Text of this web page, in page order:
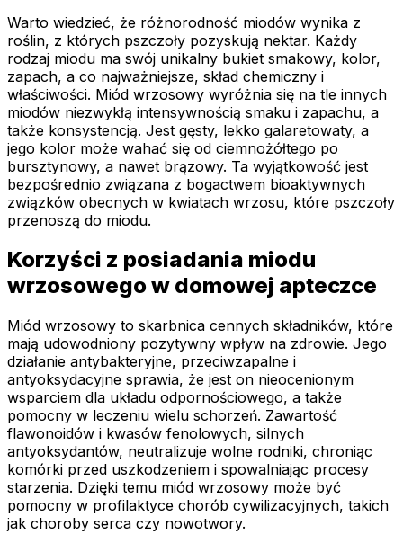
Warto wiedzieć, że różnorodność miodów wynika z
roślin, z których pszczoły pozyskują nektar. Każdy
rodzaj miodu ma swój unikalny bukiet smakowy, kolor,
zapach, a co najważniejsze, skład chemiczny i
właściwości. Miód wrzosowy wyróżnia się na tle innych
miodów niezwykłą intensywnością smaku i zapachu, a
także konsystencją. Jest gęsty, lekko galaretowaty, a
jego kolor może wahać się od ciemnożółtego po
bursztynowy, a nawet brązowy. Ta wyjątkowość jest
bezpośrednio związana z bogactwem bioaktywnych
związków obecnych w kwiatach wrzosu, które pszczoły
przenoszą do miodu.
Korzyści z posiadania miodu
wrzosowego w domowej apteczce
Miód wrzosowy to skarbnica cennych składników, które
mają udowodniony pozytywny wpływ na zdrowie. Jego
działanie antybakteryjne, przeciwzapalne i
antyoksydacyjne sprawia, że jest on nieocenionym
wsparciem dla układu odpornościowego, a także
pomocny w leczeniu wielu schorzeń. Zawartość
flawonoidów i kwasów fenolowych, silnych
antyoksydantów, neutralizuje wolne rodniki, chroniąc
komórki przed uszkodzeniem i spowalniając procesy
starzenia. Dzięki temu miód wrzosowy może być
pomocny w profilaktyce chorób cywilizacyjnych, takich
jak choroby serca czy nowotwory.